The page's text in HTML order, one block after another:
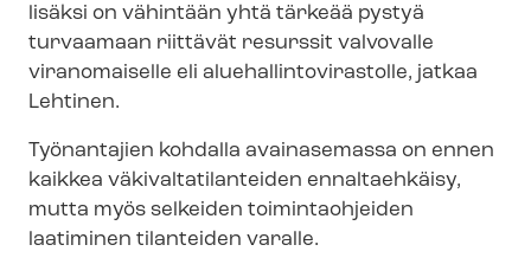
lisäksi on vähintään yhtä tärkeää pystyä
turvaamaan riittävät resurssit valvovalle
viranomaiselle eli a lue­hal­lin­to­vi­ras­tol­le, jatkaa
Lehtinen.
Työnantajien kohdalla avainasemassa on ennen
kaikkea vä­ki­val­ta­ti­lan­tei­den ennaltaehkäisy,
mutta myös selkeiden toimintaohjeiden
laatiminen tilanteiden varalle.